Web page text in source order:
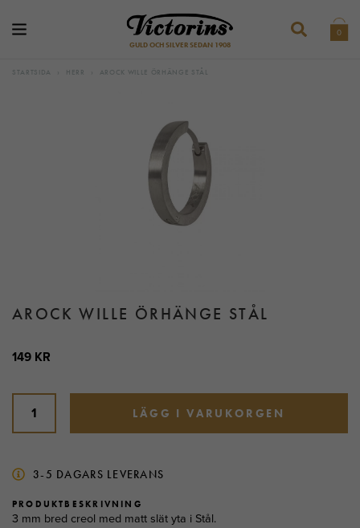
GULD OCH SILVER SEDAN 1908
0
STARTSIDA HERR AROCK WILLE ÖRHÄNGE STÅL
AROCK WILLE ÖRHÄNGE STÅL
PRODUKTBESKRIVNING
3 mm bred creol med matt slät yta i Stål.
149 KR
LÄGG I VARUKORGEN
3-5 DAGARS LEVERANS